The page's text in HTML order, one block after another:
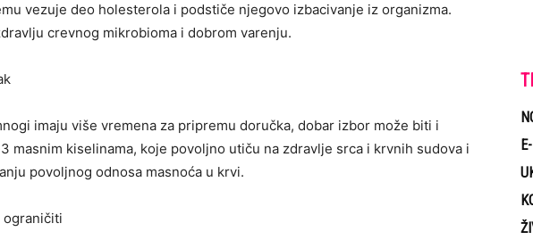
vezuje deo holesterola i podstiče njegovo izbacivanje iz organizma.
crevnog mikrobioma i dobrom varenju.
imaju više vremena za pripremu doručka, dobar izbor može biti i
masnim kiselinama, koje povoljno utiču na zdravlje srca i krvnih sudova i
povoljnog odnosa masnoća u krvi.
ograničiti